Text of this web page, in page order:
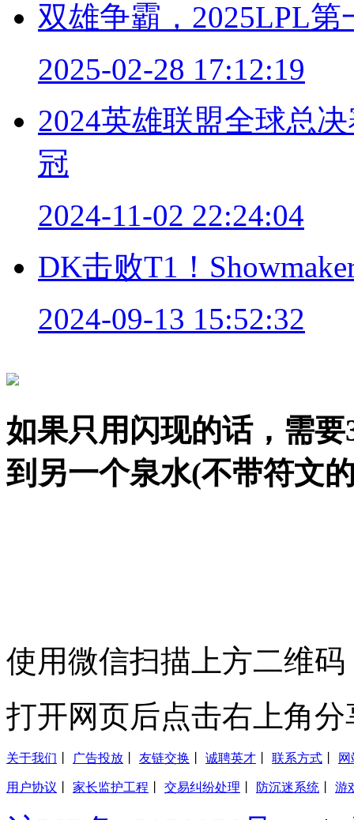
双雄争霸，2025LPL
2025-02-28 17:12:19
2024英雄联盟全球总
冠
2024-11-02 22:24:04
DK击败T1！
2024-09-13 15:52:32
如果只用闪现的话，需
到另一个泉水(不带符文
使用微信扫描上方二维码
打开网页后点击右上角分
关于我们 广告投放 友链交换 诚聘英才 联系方式
用户协议 家长监护工程 交易纠纷处理 防沉迷系统 游